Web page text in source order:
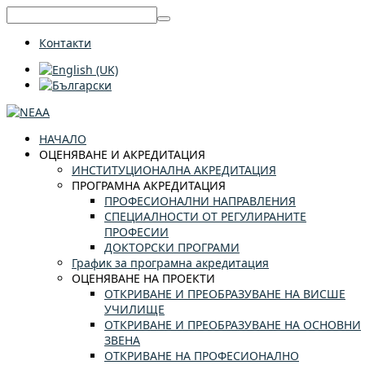
Контакти
НАЧАЛО
ОЦЕНЯВАНЕ И АКРЕДИТАЦИЯ
ИНСТИТУЦИОНАЛНА АКРЕДИТАЦИЯ
ПРОГРАМНА АКРЕДИТАЦИЯ
ПРОФЕСИОНАЛНИ НАПРАВЛЕНИЯ
СПЕЦИАЛНОСТИ ОТ РЕГУЛИРАНИТЕ
ПРОФЕСИИ
ДОКТОРСКИ ПРОГРАМИ
График за програмна акредитация
ОЦЕНЯВАНЕ НА ПРОЕКТИ
ОТКРИВАНЕ И ПРЕОБРАЗУВАНЕ НА ВИСШЕ
УЧИЛИЩЕ
ОТКРИВАНЕ И ПРЕОБРАЗУВАНЕ НА ОСНОВНИ
ЗВЕНА
ОТКРИВАНЕ НА ПРОФЕСИОНАЛНО